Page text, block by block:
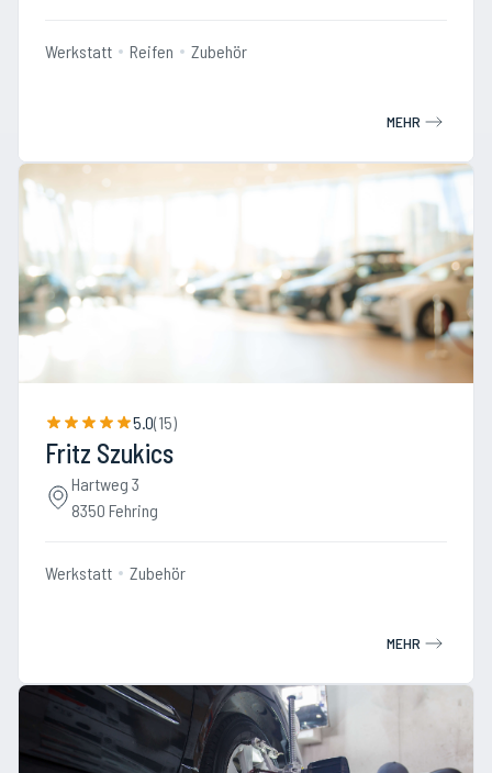
Werkstatt Reifen Zubehör
MEHR
5.0(15)
Fritz Szukics
Hartweg 3
8350 Fehring
Werkstatt Zubehör
MEHR